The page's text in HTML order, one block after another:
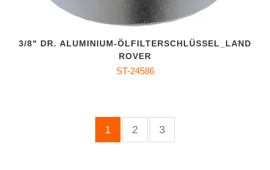
3/8" DR. ALUMINIUM-ÖLFILTERSCHLÜSSEL_LAND
ROVER
ST-24586
1 2 3